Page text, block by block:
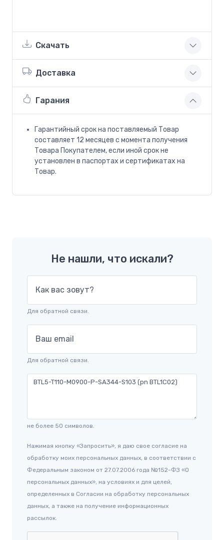
Скачать
Доставка
Гарания
Гарантийный срок на поставляемый Товар
составляет 12 месяцев с момента получения
Товара Покупателем, если иной срок не
установлен в паспортах и сертификатах на
Товар.
Не нашли, что искали?
Как вас зовут?
Для обратной связи.
Ваш email
Для обратной связи.
не более 50 символов.
Нажимая кнопку «Запросить», я даю свое согласие на
обработку моих персональных данных, в соответствии с
Федеральным законом от 27.07.2006 года №152-ФЗ «О
персональных данных», на условиях и для целей,
определенных в Согласии на обработку персональных
данных, а также на получение информационных
рассылок.